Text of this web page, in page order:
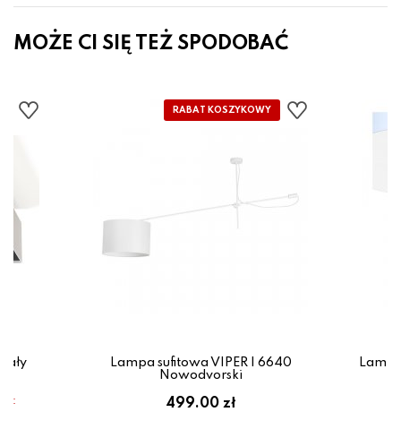
MOŻE CI SIĘ TEŻ SPODOBAĆ
Lampa sufitowa VIPER I 6640
Nowodvorski
499.00 zł